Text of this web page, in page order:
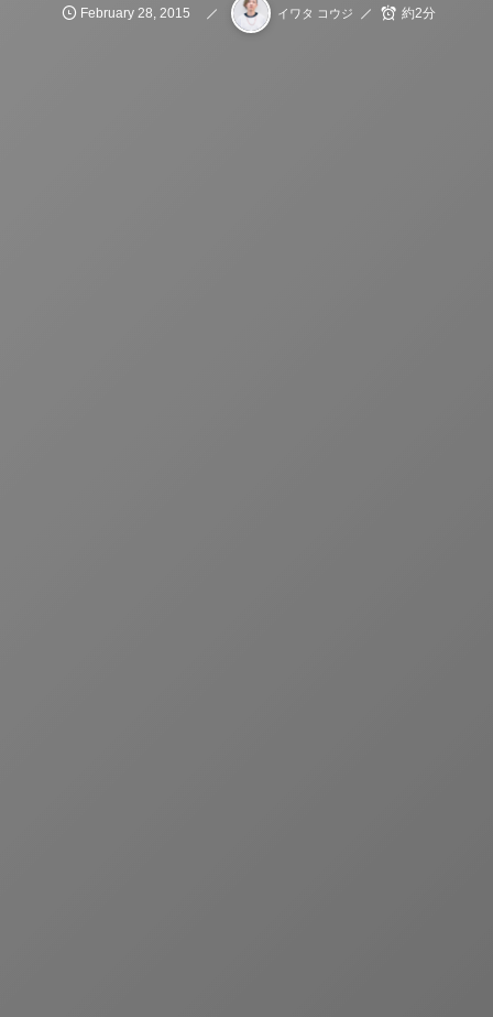
February 28 2015 イワタ コウジ 約2分